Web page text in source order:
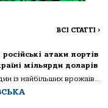
ВСІ СТАТТІ >
атаки портів
мільярди доларів
із найбільших врожаїв...